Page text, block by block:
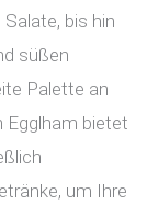
bis hin
süßen
Palette an
Egglham bietet
um Ihre